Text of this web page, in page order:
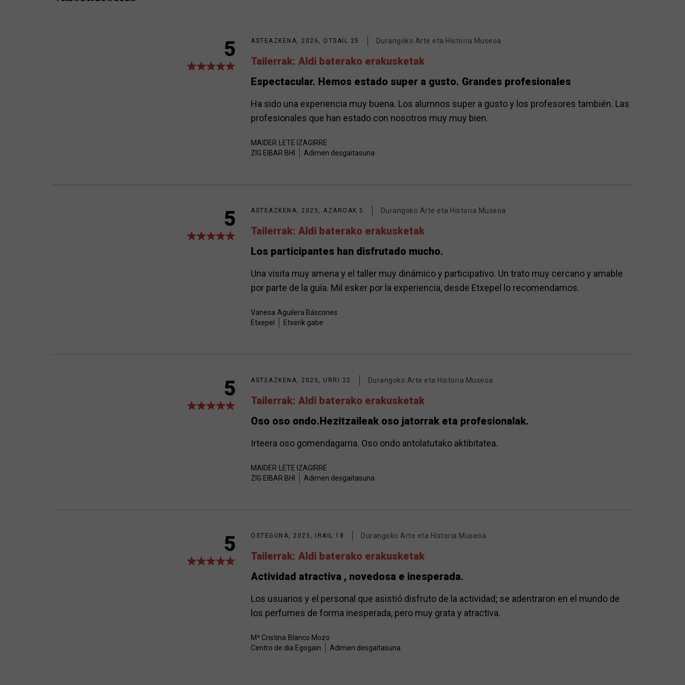
5 ASTEAZKENA, 2026, OTSAIL 25 Durangoko Arte eta Historia Museoa
Tailerrak: Aldi baterako erakusketak
Espectacular. Hemos estado super a gusto. Grandes profesionales
Ha sido una experiencia muy buena. Los alumnos super a gusto y los profesores también. Las
profesionales que han estado con nosotros muy muy bien.
MAIDER
LETE IZAGIRRE
ZIG EIBAR BHI
Adimen desgaitasuna
5 ASTEAZKENA, 2025, AZAROAK 5 Durangoko Arte eta Historia Museoa
Tailerrak: Aldi baterako erakusketak
Los participantes han disfrutado mucho.
Una visita muy amena y el taller muy dinámico y participativo. Un trato muy cercano y amable
por parte de la guía. Mil esker por la experiencia, desde Etxepel lo recomendamos.
Vanesa Aguilera Báscones
Etxepel
Etxerik gabe
5 ASTEAZKENA, 2025, URRI 22 Durangoko Arte eta Historia Museoa
Tailerrak: Aldi baterako erakusketak
Oso oso ondo.Hezitzaileak oso jatorrak eta profesionalak.
Irteera oso gomendagarria. Oso ondo antolatutako aktibitatea.
MAIDER
LETE IZAGIRRE
ZIG EIBAR BHI
Adimen desgaitasuna
5 OSTEGUNA, 2025, IRAIL 18 Durangoko Arte eta Historia Museoa
Tailerrak: Aldi baterako erakusketak
Actividad atractiva , novedosa e inesperada.
Los usuarios y el personal que asistió disfruto de la actividad; se adentraron en el mundo de
los perfumes de forma inesperada, pero muy grata y atractiva.
Mª Cristina Blanco Mozo
Centro de dia Egogain
Adimen desgaitasuna